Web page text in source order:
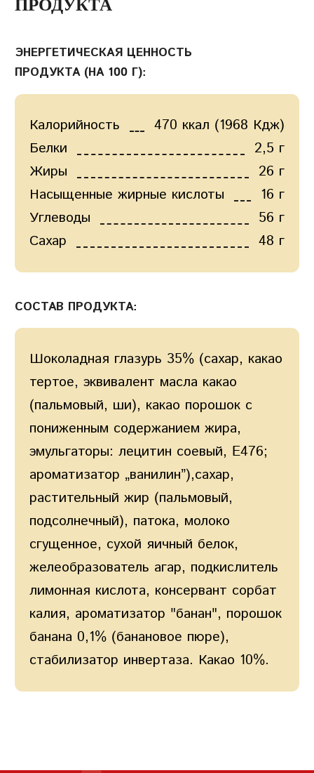
ПРОДУКТА
ЭНЕРГЕТИЧЕСКАЯ ЦЕННОСТЬ
ПРОДУКТА (НА 100 Г):
Калорийность
470 ккал (1968 Кдж)
Белки
2,5 г
Жиры
26 г
Насыщенные жирные кислоты
16 г
Углеводы
56 г
Сахар
48 г
СОСТАВ ПРОДУКТА:
Шоколадная глазурь 35% (сахар, какао
тертое, эквивалент масла какао
(пальмовый, ши), какао порошок с
пониженным содержанием жира,
эмульгаторы: лецитин соевый, E476;
ароматизатор „ванилин”),сахар,
растительный жир (пальмовый,
подсолнечный), патока, молоко
сгущенное, сухой яичный белок,
желеобразователь агар, подкислитель
лимонная кислота, консервант сорбат
калия, ароматизатор "банан", порошок
банана 0,1% (банановое пюре),
стабилизатор инвертаза. Какао 10%.